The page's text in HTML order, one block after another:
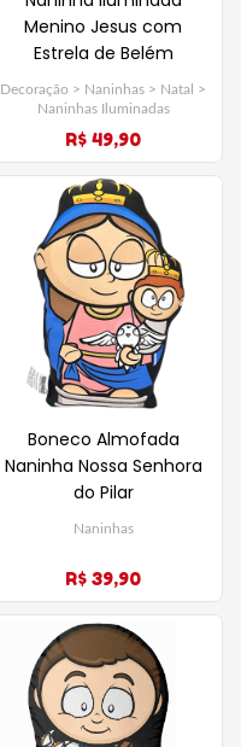
Menino Jesus com
Estrela de Belém
Decoração > Naninhas > Natal >
Naninhas Iluminadas
R$ 49,90
Boneco Almofada
Naninha Nossa Senhora
do Pilar
Naninhas
R$ 39,90